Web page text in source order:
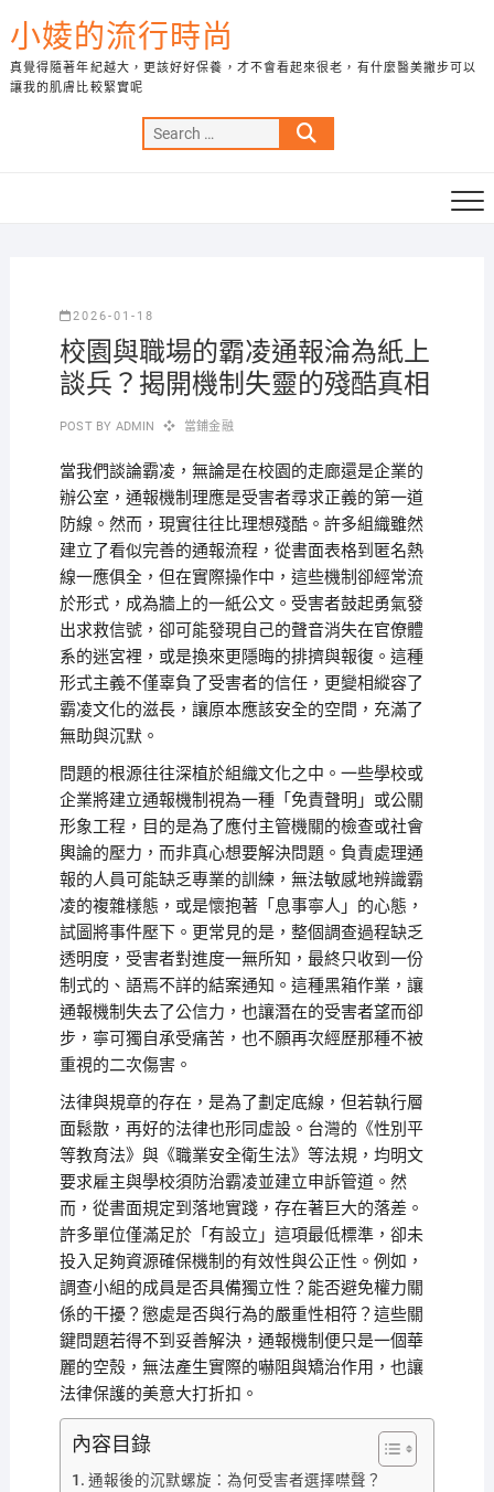
to
content
小婈的流行時尚
真覺得隨著年紀越大，更該好好保養，才不會看起來很老，有什麼醫美撇步可以
讓我的肌膚比較緊實呢
Search
…
2026-01-18
校園與職場的霸凌通報淪為紙上
談兵？揭開機制失靈的殘酷真相
POST BY ADMIN 當鋪金融
當我們談論霸凌，無論是在校園的走廊還是企業的
辦公室，通報機制理應是受害者尋求正義的第一道
防線。然而，現實往往比理想殘酷。許多組織雖然
建立了看似完善的通報流程，從書面表格到匿名熱
線一應俱全，但在實際操作中，這些機制卻經常流
於形式，成為牆上的一紙公文。受害者鼓起勇氣發
出求救信號，卻可能發現自己的聲音消失在官僚體
系的迷宮裡，或是換來更隱晦的排擠與報復。這種
形式主義不僅辜負了受害者的信任，更變相縱容了
霸凌文化的滋長，讓原本應該安全的空間，充滿了
無助與沉默。
問題的根源往往深植於組織文化之中。一些學校或
企業將建立通報機制視為一種「免責聲明」或公關
形象工程，目的是為了應付主管機關的檢查或社會
輿論的壓力，而非真心想要解決問題。負責處理通
報的人員可能缺乏專業的訓練，無法敏感地辨識霸
凌的複雜樣態，或是懷抱著「息事寧人」的心態，
試圖將事件壓下。更常見的是，整個調查過程缺乏
透明度，受害者對進度一無所知，最終只收到一份
制式的、語焉不詳的結案通知。這種黑箱作業，讓
通報機制失去了公信力，也讓潛在的受害者望而卻
步，寧可獨自承受痛苦，也不願再次經歷那種不被
重視的二次傷害。
法律與規章的存在，是為了劃定底線，但若執行層
面鬆散，再好的法律也形同虛設。台灣的《性別平
等教育法》與《職業安全衛生法》等法規，均明文
要求雇主與學校須防治霸凌並建立申訴管道。然
而，從書面規定到落地實踐，存在著巨大的落差。
許多單位僅滿足於「有設立」這項最低標準，卻未
投入足夠資源確保機制的有效性與公正性。例如，
調查小組的成員是否具備獨立性？能否避免權力關
係的干擾？懲處是否與行為的嚴重性相符？這些關
鍵問題若得不到妥善解決，通報機制便只是一個華
麗的空殼，無法產生實際的嚇阻與矯治作用，也讓
法律保護的美意大打折扣。
內容目錄
通報後的沉默螺旋：為何受害者選擇噤聲？